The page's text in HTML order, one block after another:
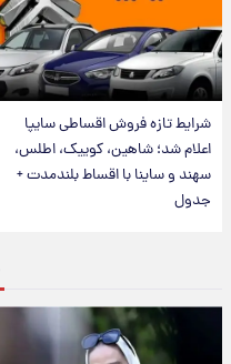
شرایط تازه فروش اقساطی سایپا
اعلام شد؛ شاهین، کوییک، اطلس،
سهند و ساینا با اقساط بلندمدت +
جدول